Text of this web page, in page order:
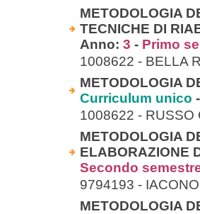
METODOLOGIA
TECNICHE DI
Anno: 3 - Primo
1008622 - BELLA
METODOLOGIA
Curriculum unico
1008622 - RUSSO
METODOLOGIA
ELABORAZIONE
Secondo
9794193 -
METODOLOGIA